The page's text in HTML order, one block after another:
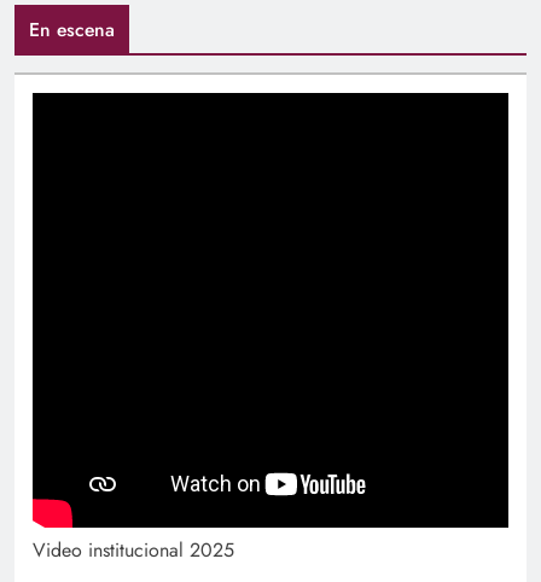
En escena
Video institucional 2025